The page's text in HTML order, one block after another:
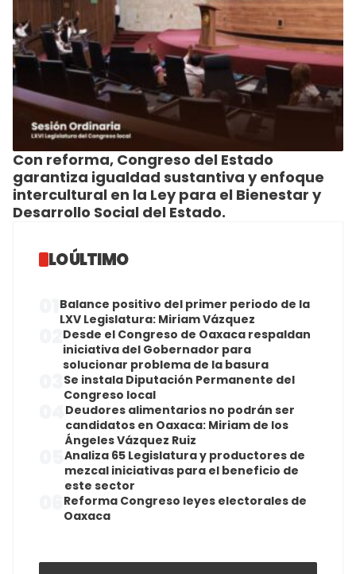
Con reforma, Congreso del Estado
garantiza igualdad sustantiva y enfoque
intercultural en la Ley para el Bienestar y
Desarrollo Social del Estado.
LO ÚLTIMO
Balance positivo del primer periodo de la
LXV Legislatura: Miriam Vázquez
Desde el Congreso de Oaxaca respaldan
iniciativa del Gobernador para
solucionar problema de la basura
Se instala Diputación Permanente del
Congreso local
Deudores alimentarios no podrán ser
candidatos en Oaxaca: Miriam de los
Ángeles Vázquez Ruiz
Analiza 65 Legislatura y productores de
mezcal iniciativas para el beneficio de
este sector
Reforma Congreso leyes electorales de
Oaxaca